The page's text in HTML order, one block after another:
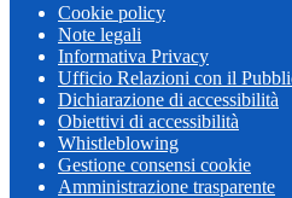
Cookie policy
Note legali
Informativa Privacy
Ufficio Relazioni con il
Dichiarazione di accessibilità
Obiettivi di accessibilità
Whistleblowing
Gestione consensi cookie
Amministrazione trasparente